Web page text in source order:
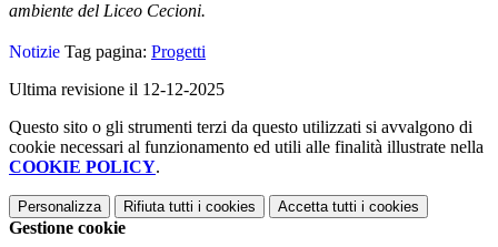
ambiente del Liceo Cecioni.
Notizie Tag pagina: Progetti
Ultima revisione il 12-12-2025
Questo sito o gli strumenti terzi da questo utilizzati si avvalgono di
cookie necessari al funzionamento ed utili alle finalità illustrate nella
COOKIE POLICY.
Personalizza Rifiuta tutti i cookies Accetta tutti i cookies
Gestione cookie